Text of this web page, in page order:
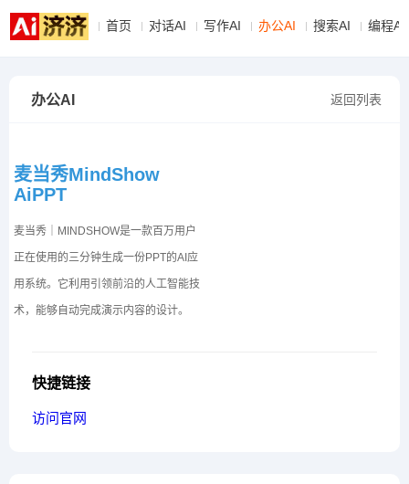
首页 对话AI 写作AI 办公AI 搜索AI 编程AI
返回列表
办公AI
麦当秀MindShow
AiPPT
麦当秀｜MINDSHOW是一款百万用户
正在使用的三分钟生成一份PPT的AI应
用系统。它利用引领前沿的人工智能技
术，能够自动完成演示内容的设计。
快捷链接
访问官网